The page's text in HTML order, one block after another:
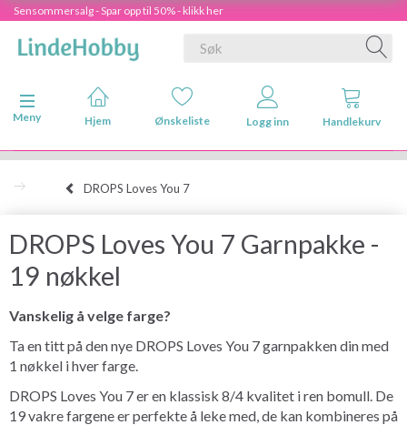
Sensommersalg - Spar opp til 50% - klikk her
Veksle navigasjon
Meny
Hjem Ønskeliste Logg inn Handlekurv
DROPS Loves You 7
DROPS Loves You 7 Garnpakke -
19 nøkkel
Vanskelig å velge farge?
Ta en titt på den nye DROPS Loves You 7 garnpakken din med
1 nøkkel i hver farge.
DROPS Loves You 7 er en klassisk 8/4 kvalitet i ren bomull. De
19 vakre fargene er perfekte å leke med, de kan kombineres på